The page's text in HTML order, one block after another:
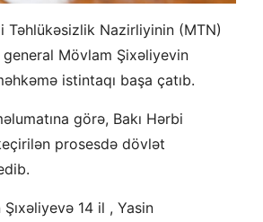
Təhlükəsizlik Nazirliyinin (MTN)
Mövlam Şixəliyevin
istintaqı başa çatıb.
görə, Bakı Hərbi
prosesdə dövlət
14 il , Yasin